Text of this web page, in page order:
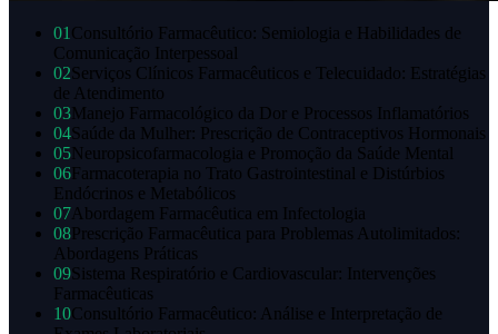
01 Consultório Farmacêutico: Semiologia e Habilidades de
Comunicação Interpessoal
02Serviços Clínicos Farmacêuticos e Telecuidado: Estratégias
de Atendimento
03Manejo Farmacológico da Dor e Processos Inflamatórios
04Saúde da Mulher: Prescrição de Contraceptivos Hormonais
05Neuropsicofarmacologia e Promoção da Saúde Mental
06Farmacoterapia no Trato Gastrointestinal e Distúrbios
Endócrinos e Metabólicos
07 Abordagem Farmacêutica em Infectologia
08Prescrição Farmacêutica para Problemas Autolimitados:
Abordagens Práticas
09Sistema Respiratório e Cardiovascular: Intervenções
Farmacêuticas
10Consultório Farmacêutico: Análise e Interpretação de